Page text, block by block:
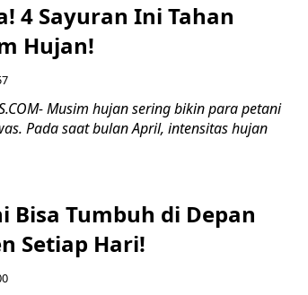
4 Sayuran Ini Tahan
Hujan!
Musim hujan sering bikin para petani
Pada saat bulan April, intensitas hujan
Bisa Tumbuh di Depan
Setiap Hari!